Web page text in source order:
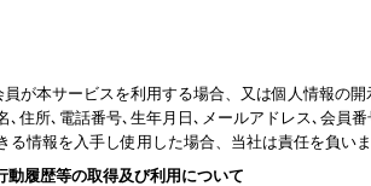
が本サービスを利用する場合、又は個人情報の
住所､電話番号､生年月日､メールアドレス､会員
情報を入手し使用した場合、当社は責任を負いま
履歴等の取得及び利用について